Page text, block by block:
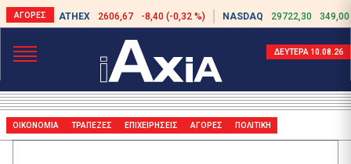
ATHEX 2606,67 -8,40 (-0,32 %) NASDAQ 29722,30 349,00
ΔΕΥΤΕΡΑ 10.08.26
ΟΙΚΟΝΟΜΙΑ ΤΡΑΠΕΖΕΣ ΕΠΙΧΕΙΡΗΣΕΙΣ ΑΓΟΡΕΣ ΠΟΛΙΤΙΚΗ